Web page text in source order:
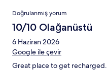
Yorumlar
Doğrulanmış yorum
10/10 Olağanüstü
6 Haziran 2026
Google ile çevir
Great place to get recharged.